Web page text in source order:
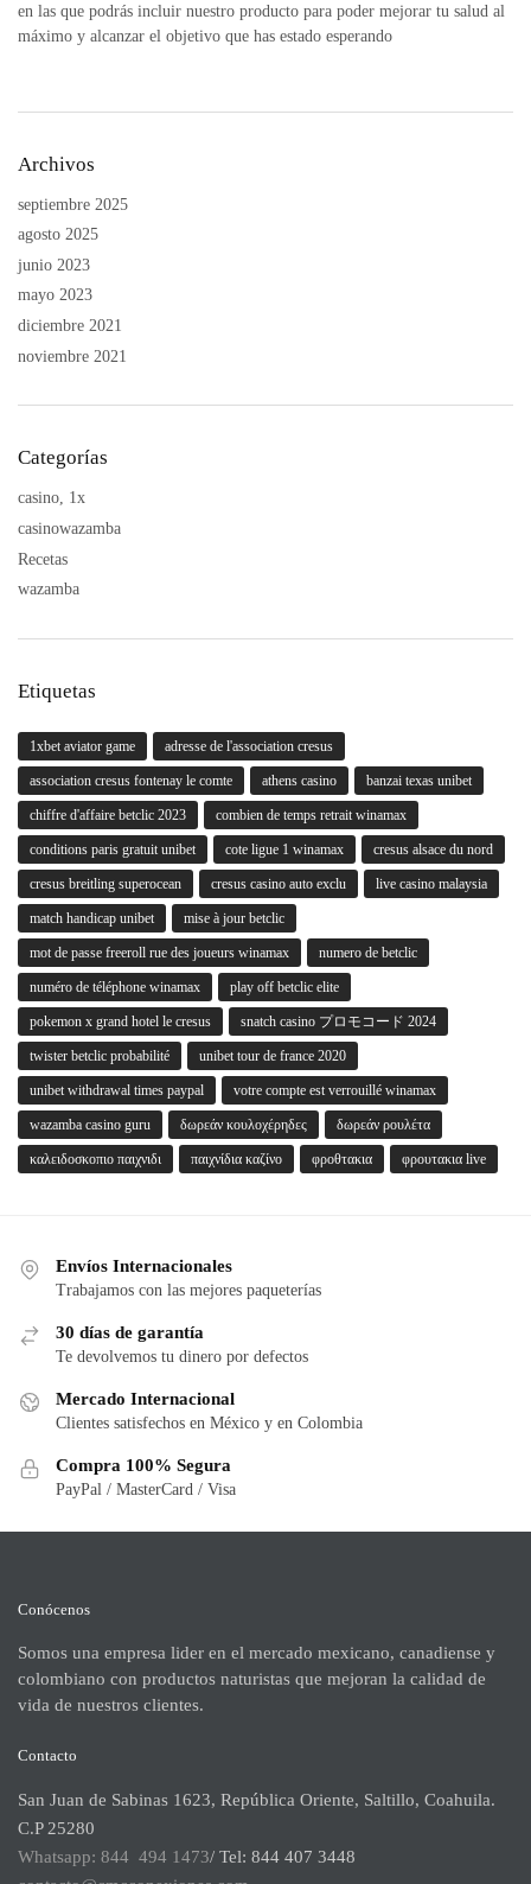
en las que podrás incluir nuestro producto para poder mejorar tu salud al
máximo y alcanzar el objetivo que has estado esperando
Archivos
septiembre 2025
agosto 2025
junio 2023
mayo 2023
diciembre 2021
noviembre 2021
Categorías
casino, 1x
casinowazamba
Recetas
wazamba
Etiquetas
1xbet aviator game adresse de l'association cresus
association cresus fontenay le comte athens casino banzai texas unibet
chiffre d'affaire betclic 2023 combien de temps retrait winamax
conditions paris gratuit unibet cote ligue 1 winamax cresus alsace du nord
cresus breitling superocean cresus casino auto exclu live casino malaysia
match handicap unibet mise à jour betclic
mot de passe freeroll rue des joueurs winamax numero de betclic
numéro de téléphone winamax play off betclic elite
pokemon x grand hotel le cresus snatch casino プロモコード 2024
twister betclic probabilité unibet tour de france 2020
unibet withdrawal times paypal votre compte est verrouillé winamax
wazamba casino guru δωρεάν κουλοχέρηδες δωρεάν ρουλέτα
καλειδοσκοπιο παιχνιδι παιχνίδια καζίνο φροθτακια φρουτακια live
Envíos Internacionales
Trabajamos con las mejores paqueterías
30 días de garantía
Te devolvemos tu dinero por defectos
Mercado Internacional
Clientes satisfechos en México y en Colombia
Compra 100% Segura
PayPal / MasterCard / Visa
Conócenos
Somos una empresa lider en el mercado mexicano, canadiense y
colombiano con productos naturistas que mejoran la calidad de
vida de nuestros clientes.
Contacto
San Juan de Sabinas 1623, República Oriente, Saltillo, Coahuila.
C.P 25280
Whatsapp: 844 494 1473/ Tel: 844 407 3448